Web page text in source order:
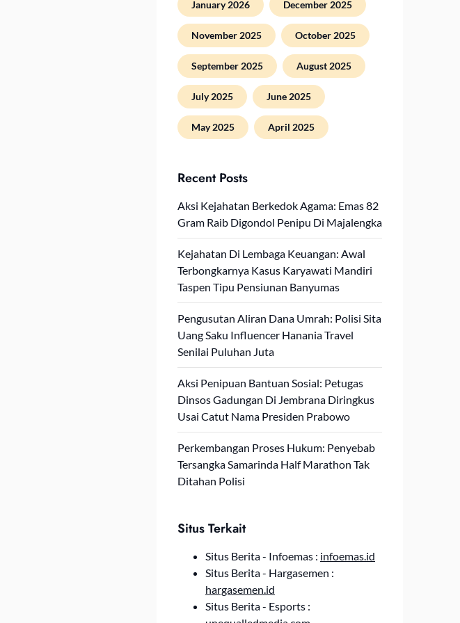
January 2026 December 2025
November 2025 October 2025
September 2025 August 2025
July 2025 June 2025
May 2025 April 2025
Recent Posts
Aksi Kejahatan Berkedok Agama: Emas 82
Gram Raib Digondol Penipu Di Majalengka
Kejahatan Di Lembaga Keuangan: Awal
Terbongkarnya Kasus Karyawati Mandiri
Taspen Tipu Pensiunan Banyumas
Pengusutan Aliran Dana Umrah: Polisi Sita
Uang Saku Influencer Hanania Travel
Senilai Puluhan Juta
Aksi Penipuan Bantuan Sosial: Petugas
Dinsos Gadungan Di Jembrana Diringkus
Usai Catut Nama Presiden Prabowo
Perkembangan Proses Hukum: Penyebab
Tersangka Samarinda Half Marathon Tak
Ditahan Polisi
Situs Terkait
Situs Berita - Infoemas : infoemas.id
Situs Berita - Hargasemen :
hargasemen.id
Situs Berita - Esports :